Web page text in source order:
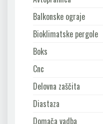
Balkonske ograje
Bioklimatske pergole
Boks
Cnc
Delovna zaščita
Diastaza
Domača vadba